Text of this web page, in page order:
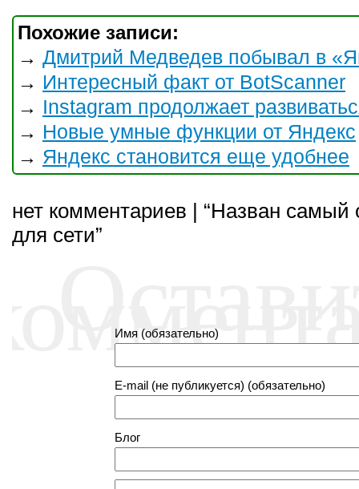
Похожие записи:
→ Дмитрий Медведев побывал в
→ Интересный факт от BotScanner
→ Instagram продолжает
→ Новые умные функции от Яндекс
→ Яндекс становится еще удобнее
нет комментариев | “Назван самый
для сети”
Имя (обязательно)
E-mail (не публикуется) (обязательно)
Блог